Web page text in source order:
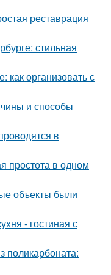
реставрация
стильная
как организовать с
и способы
в
простота в одном
объекты были
- гостиная с
поликарбоната: